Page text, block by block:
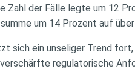
Zahl der Fälle legte um 12
um 14 Prozent auf
sich ein unseliger Trend
regulatorische